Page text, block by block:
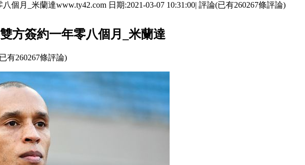
個月_米蘭達www.ty42.com 日期:2021-03-07 10:31:00| 評論(已有260267條評論)
方簽約一年零八個月_米蘭達
有260267條評論)